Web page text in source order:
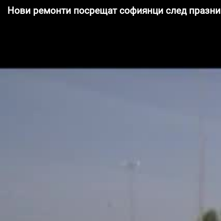
Нови ремонти посрещат софиянци след